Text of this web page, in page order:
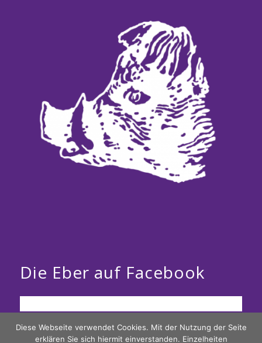
Die Eber auf Facebook
Diese Webseite verwendet Cookies. Mit der Nutzung der Seite
erklären Sie sich hiermit einverstanden. Einzelheiten